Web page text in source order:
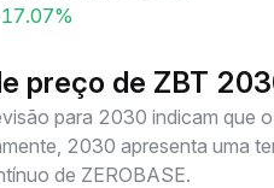
preço de ZBT
para 2030 indicam que
2030 apresenta uma
de ZEROBASE.